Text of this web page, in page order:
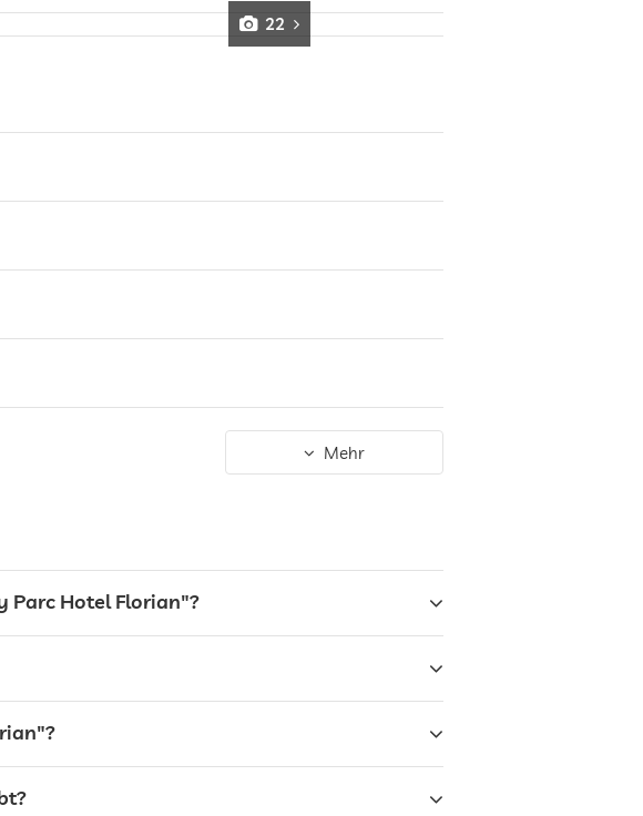
22
Mehr
Parc Hotel Florian"?